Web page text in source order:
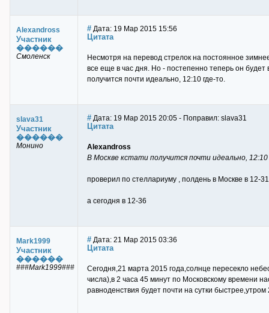
Alexandross
Участник
������
Смоленск
# Дата: 19 Мар 2015 15:56
Цитата
Несмотря на перевод стрелок на постоянное
все еще в час дня. Но - постепенно теперь он
получится почти идеально, 12:10 где-то.
slava31
Участник
������
Монино
# Дата: 19 Мар 2015 20:05 - Поправил: slava31
Цитата
Alexandross
В Москве кстати получится почти идеально,
проверил по стеллариуму , полдень в Москве в 12-
а сегодня в 12-36
Mark1999
Участник
������
###Mark1999###
# Дата: 21 Мар 2015 03:36
Цитата
Сегодня,21 марта 2015 года,солнце пересекло
числа),в 2 часа 45 минут по Московскому времени
равноденствия будет почти на сутки